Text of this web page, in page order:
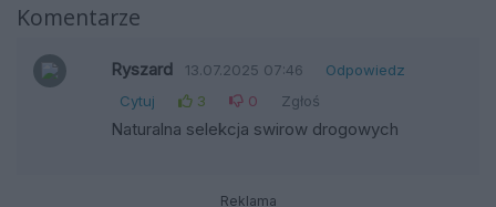
Komentarze
Ryszard 13.07.2025 07:46
Odpowiedz
Cytuj
3 0 Zgłoś
Naturalna selekcja swirow drogowych
Reklama